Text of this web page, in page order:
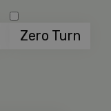
Zero Turn